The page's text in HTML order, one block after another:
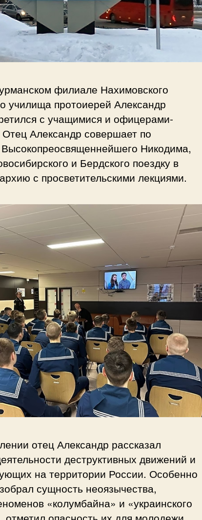
филиале Нахимовского
училища протоиерей Александр
с учащимися и офицерами-
Отец Александр совершает по
Никодима,
и Бердского поездку в
с просветительскими лекциями.
отец Александр рассказал
деструктивных движений и
на территории России. Особенно
сущность неоязычества,
«колумбайна» и «украинского